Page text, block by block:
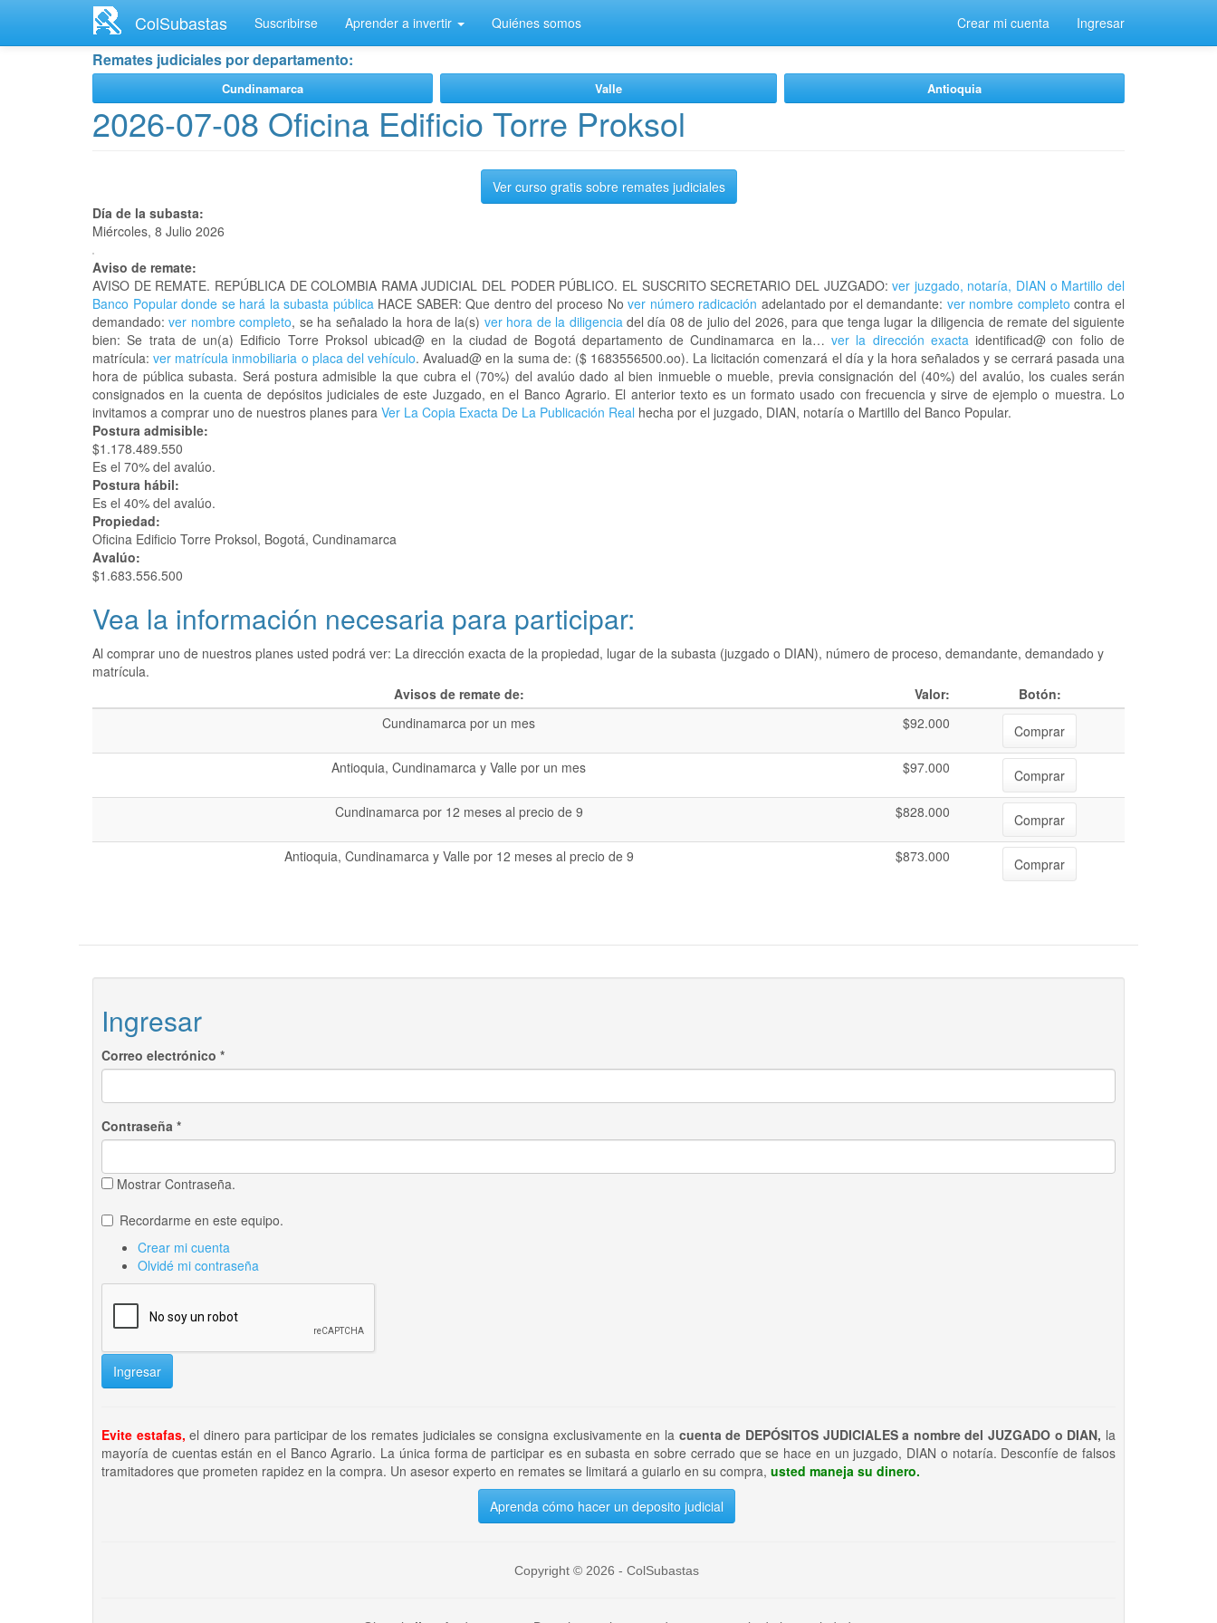
contenido
ColSubastas Suscribirse Aprender a invertir Quiénes somos Crear mi cuenta Ingresar
Remates judiciales por departamento:
Cundinamarca Valle Antioquia
2026-07-08 Oficina Edificio Torre Proksol
Ver curso gratis sobre remates judiciales
Día de la subasta:
Miércoles, 8 Julio 2026
Aviso de remate:
AVISO DE REMATE. REPÚBLICA DE COLOMBIA RAMA JUDICIAL DEL PODER PÚBLICO. EL SUSCRITO SECRETARIO DEL JUZGADO: ver juzgado, notaría, DIAN o Martillo del
Banco Popular donde se hará la subasta públicaHACE SABER: Que dentro del proceso Nover número radicación adelantado por el demandante: ver nombre completo contra el
demandado:ver nombre completo, se ha señalado la hora de la(s) ver hora de la diligenciadel día 08 de julio del 2026, para que tenga lugar la diligencia de remate del siguiente
bien: Se trata de un(a) Edificio Torre Proksol ubicad@ en la ciudad de Bogotá departamento de Cundinamarca en la…ver la dirección exactaidentificad@ con folio de
matrícula:ver matrícula inmobiliaria o placa del vehículo. Avaluad@ en la suma de: ($ 1683556500.oo). La licitación comenzará el día y la hora señalados y se cerrará pasada una
hora de pública subasta. Será postura admisible la que cubra el (70%) del avalúo dado al bien inmueble o mueble, previa consignación del (40%) del avalúo, los cuales serán
consignados en la cuenta de depósitos judiciales de este Juzgado, en el Banco Agrario. El anterior texto es un formato usado con frecuencia y sirve de ejemplo o muestra. Lo
invitamos a comprar uno de nuestros planes para Ver La Copia Exacta De La Publicación Real hecha por el juzgado, DIAN, notaría o Martillo del Banco Popular.
Postura admisible:
$1.178.489.550
Es el 70% del avalúo.
Postura hábil:
Es el 40% del avalúo.
Propiedad:
Oficina Edificio Torre Proksol, Bogotá, Cundinamarca
Avalúo:
$1.683.556.500
Vea la información necesaria para participar:
Al comprar uno de nuestros planes usted podrá ver: La dirección exacta de la propiedad, lugar de la subasta (juzgado o DIAN), número de proceso, demandante, demandado y
matrícula.
Avisos de remate de:
Valor:
Botón:
Cundinamarca por un mes
$92.000
Comprar
Antioquia, Cundinamarca y Valle por un mes
$97.000
Comprar
Cundinamarca por 12 meses al precio de 9
$828.000
Comprar
Antioquia, Cundinamarca y Valle por 12 meses al precio de 9
$873.000 Comprar
Ingresar
Correo electrónico *
Contraseña *
Mostrar Contraseña.
Recordarme en este equipo.
Crear mi cuenta
Olvidé mi contraseña
Ingresar
Evite estafas, el dinero para participar de los remates judiciales se consigna exclusivamente en lacuenta de DEPÓSITOS JUDICIALES a nombre del JUZGADO o DIAN, la
mayoría de cuentas están en el Banco Agrario. La única forma de participar es en subasta en sobre cerrado que se hace en un juzgado, DIAN o notaría. Desconfíe de falsos
tramitadores que prometen rapidez en la compra. Un asesor experto en remates se limitará a guiarlo en su compra, usted maneja su dinero.
Aprenda cómo hacer un deposito judicial
Copyright © 2026 - ColSubastas